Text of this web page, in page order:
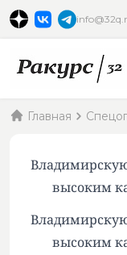
Главная
высоким
высоким